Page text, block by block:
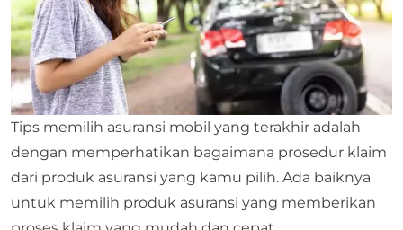
Tips memilih asuransi mobil yang terakhir adalah
dengan memperhatikan bagaimana prosedur klaim
dari produk asuransi yang kamu pilih. Ada baiknya
untuk memilih produk asuransi yang memberikan